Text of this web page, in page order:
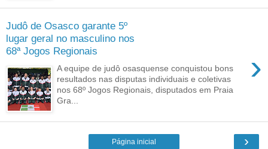
Judô de Osasco garante 5º
lugar geral no masculino nos
68ª Jogos Regionais
›
A equipe de judô osasquense conquistou bons
resultados nas disputas individuais e coletivas
nos 68º Jogos Regionais, disputados em Praia
Gra...
›
Página inicial